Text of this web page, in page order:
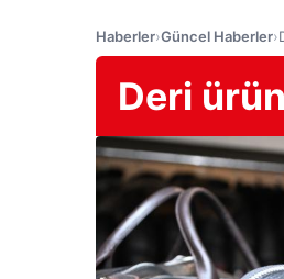
Haberler›Güncel Haberler›
Deri